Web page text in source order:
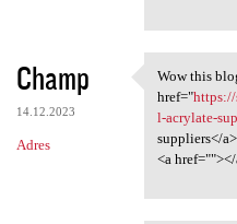
Champ
14.12.2023
Adres
Wow this
Wow this
href="
l-acrylate-
suppliers</a>
<a href=""></